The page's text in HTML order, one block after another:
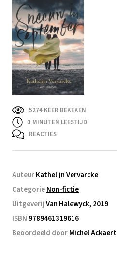
5274 KEER BEKEKEN
3 MINUTEN LEESTIJD
REACTIES
AuteurKathelijn Vervarcke
CategorieNon-fictie
UitgeverijVan Halewyck, 2019
ISBN 9789461319616
Beoordeeld doorMichel Ackaert